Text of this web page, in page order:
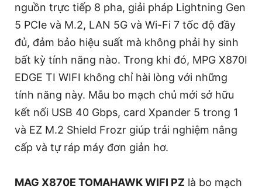
nguồn trực tiếp 8 pha, giải pháp Lightning Gen
5 PCIe và M.2, LAN 5G và Wi-Fi 7 tốc độ đầy
đủ, đảm bảo hiệu suất mà không phải hy sinh
bất kỳ tính năng nào. Trong khi đó, MPG X870I
EDGE TI WIFI không chỉ hài lòng với những
tính năng này. Mẫu bo mạch chủ mới sở hữu
kết nối USB 40 Gbps, card Xpander 5 trong 1
và EZ M.2 Shield Frozr giúp trải nghiệm nâng
cấp và tự ráp máy đơn giản hơ.
MAG X870E TOMAHAWK WIFI PZ là bo mạch